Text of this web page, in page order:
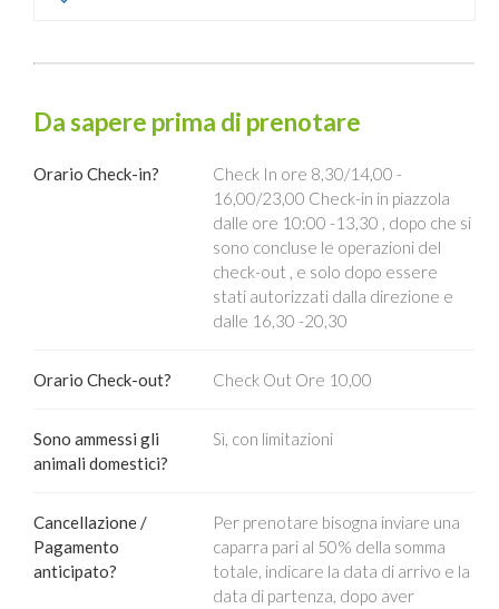
Da sapere prima di prenotare
Orario Check-in?
Check In ore 8,30/14,00 -
16,00/23,00 Check-in in piazzola
dalle ore 10:00 -13,30 , dopo che si
sono concluse le operazioni del
check-out , e solo dopo essere
stati autorizzati dalla direzione e
dalle 16,30 -20,30
Orario Check-out? Check Out Ore 10,00
Sono ammessi gli
animali domestici?
Sì, con limitazioni
Cancellazione /
Pagamento
anticipato?
Per prenotare bisogna inviare una
caparra pari al 50% della somma
totale, indicare la data di arrivo e la
data di partenza, dopo aver